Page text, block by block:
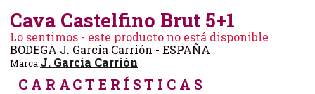
Cava Castelfino Brut 5+1
Lo sentimos - este producto no está disponible
BODEGA J. Garcia Carrión - ESPAÑA
Marca:J. García Carrión
CARACTERÍSTICAS